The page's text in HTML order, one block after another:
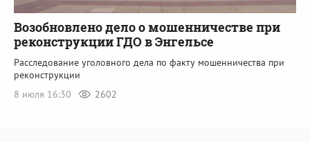
Возобновлено дело о мошенничестве при
реконструкции ГДО в Энгельсе
Расследование уголовного дела по факту мошенничества при
реконструкции
8 июля 16:30
2602